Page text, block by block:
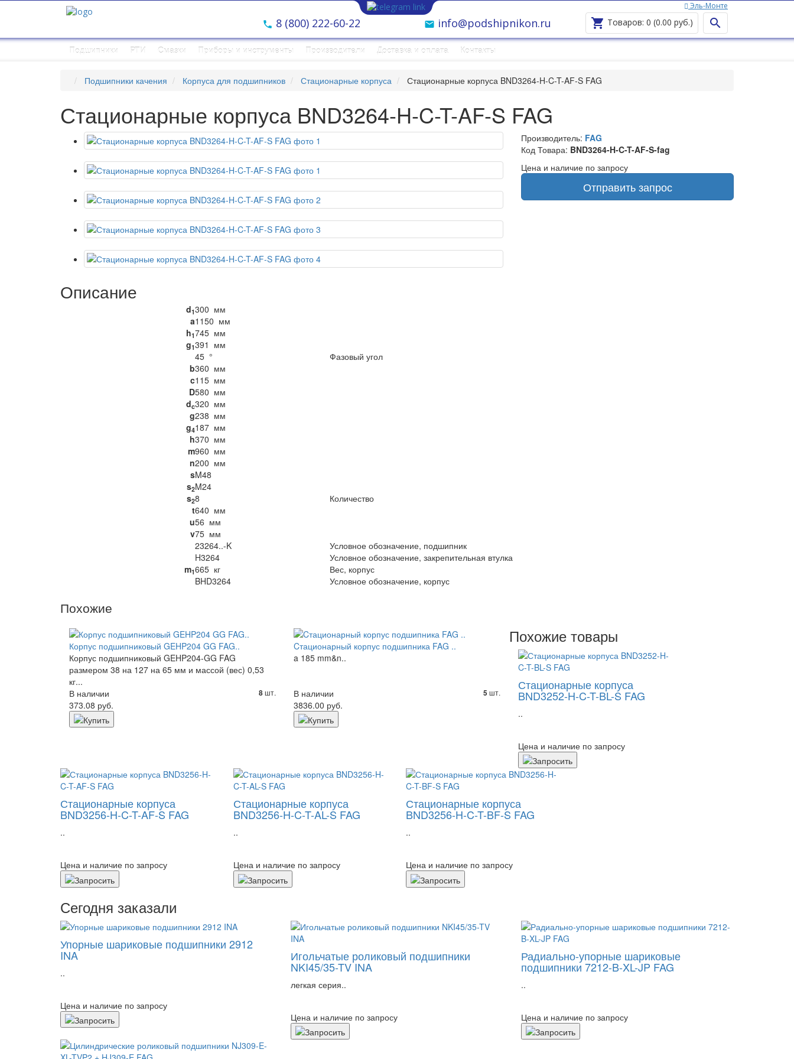
Эль-Монте
Ваш город —Эль-Монте?
8 (800) 222-60-22 info@podshipnikon.ru  Товаров: 0 (0.00 руб.) 
Подшипники РТИ Смазки Приборы и инструменты Производители Доставка и оплата Контакты
Подшипники качения Корпуса для подшипников Стационарные корпуса Стационарные корпуса BND3264-H-C-T-AF-S FAG
Стационарные корпуса BND3264-H-C-T-AF-S FAG
Производитель: FAG
Код Товара: BND3264-H-C-T-AF-S-fag
Цена и наличие по запросу
Отправить запрос
Описание
d1300 мм
a1150 мм
h1745 мм
g1391 мм
45 °
Фазовый угол
b360 мм
c115 мм
D580 мм
dc320 мм
g238 мм
g4187 мм
h370 мм
m960 мм
n200 мм
sM48
s2M24
s28
Количество
t640 мм
u56 мм
v75 мм
23264..-K
Условное обозначение, подшипник
H3264
Условное обозначение, закрепительная втулка
m1665 кг
Вес, корпус
BHD3264
Условное обозначение, корпус
Похожие
Корпус подшипниковый GEHP204 GG FAG..
Корпус подшипниковый GEHP204-GG FAG
размером 38 на 127 на 65 мм и массой (вес) 0,53
кг...
В наличии
8шт.
373.08 руб.
Cтационарный корпус подшипника FAG ..
a 185 mm&n..
В наличии 5 шт.
3836.00 руб.
Похожие товары
Стационарные корпуса
BND3252-H-C-T-BL-S FAG
..
Цена и наличие по запросу
Стационарные корпуса
BND3256-H-C-T-AF-S FAG
..
Цена и наличие по запросу
Стационарные корпуса
BND3256-H-C-T-AL-S FAG
..
Цена и наличие по запросу
Стационарные корпуса
BND3256-H-C-T-BF-S FAG
..
Цена и наличие по запросу
Сегодня заказали
Упорные шариковые подшипники 2912
INA
..
Цена и наличие по запросу
Игольчатые роликовый подшипники
NKI45/35-TV INA
легкая серия..
Цена и наличие по запросу
Радиально-упорные шариковые
подшипники 7212-B-XL-JP FAG
..
Цена и наличие по запросу